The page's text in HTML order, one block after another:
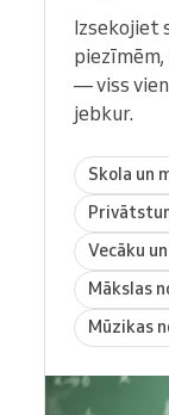
Izsekojiet
— viss
jebkur.
Skola un
Vecāku
Mākslas
Mūzikas